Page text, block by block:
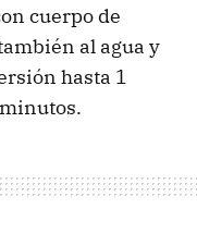
cuerpo de
al agua y
hasta 1